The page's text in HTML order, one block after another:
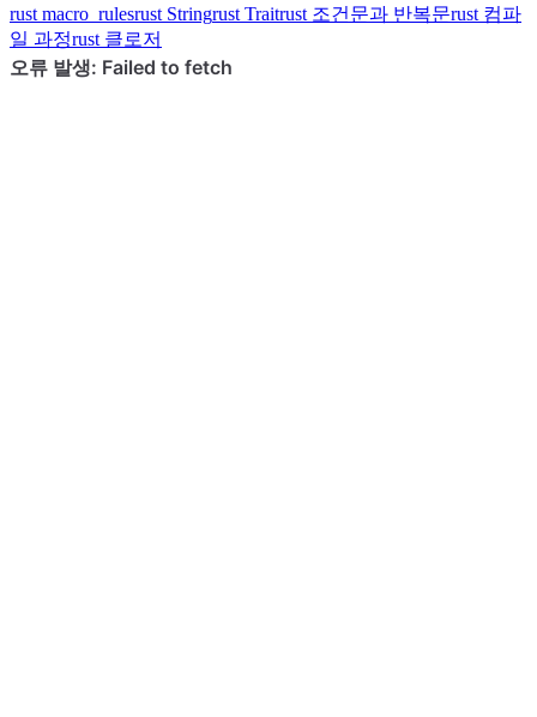
rust macro_rulesrust Stringrust Traitrust 조건문과 반복문rust 컴파
일 과정rust 클로저